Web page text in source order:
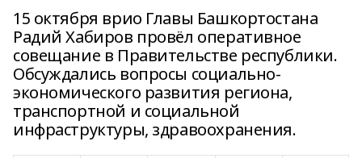
15 октября врио Главы Башкортостана
Радий Хабиров провёл оперативное
совещание в Правительстве республики.
Обсуждались вопросы социально-
экономического развития региона,
транспортной и социальной
инфраструктуры, здравоохранения.